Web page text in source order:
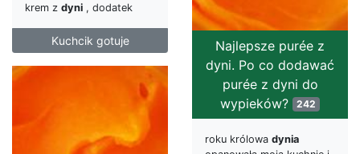
krem z dyni , dodatek
Kuchcik gotuje
Najlepsze purée z
dyni. Po co dodawać
purée z dyni do
wypieków? 242
roku królowa dynia